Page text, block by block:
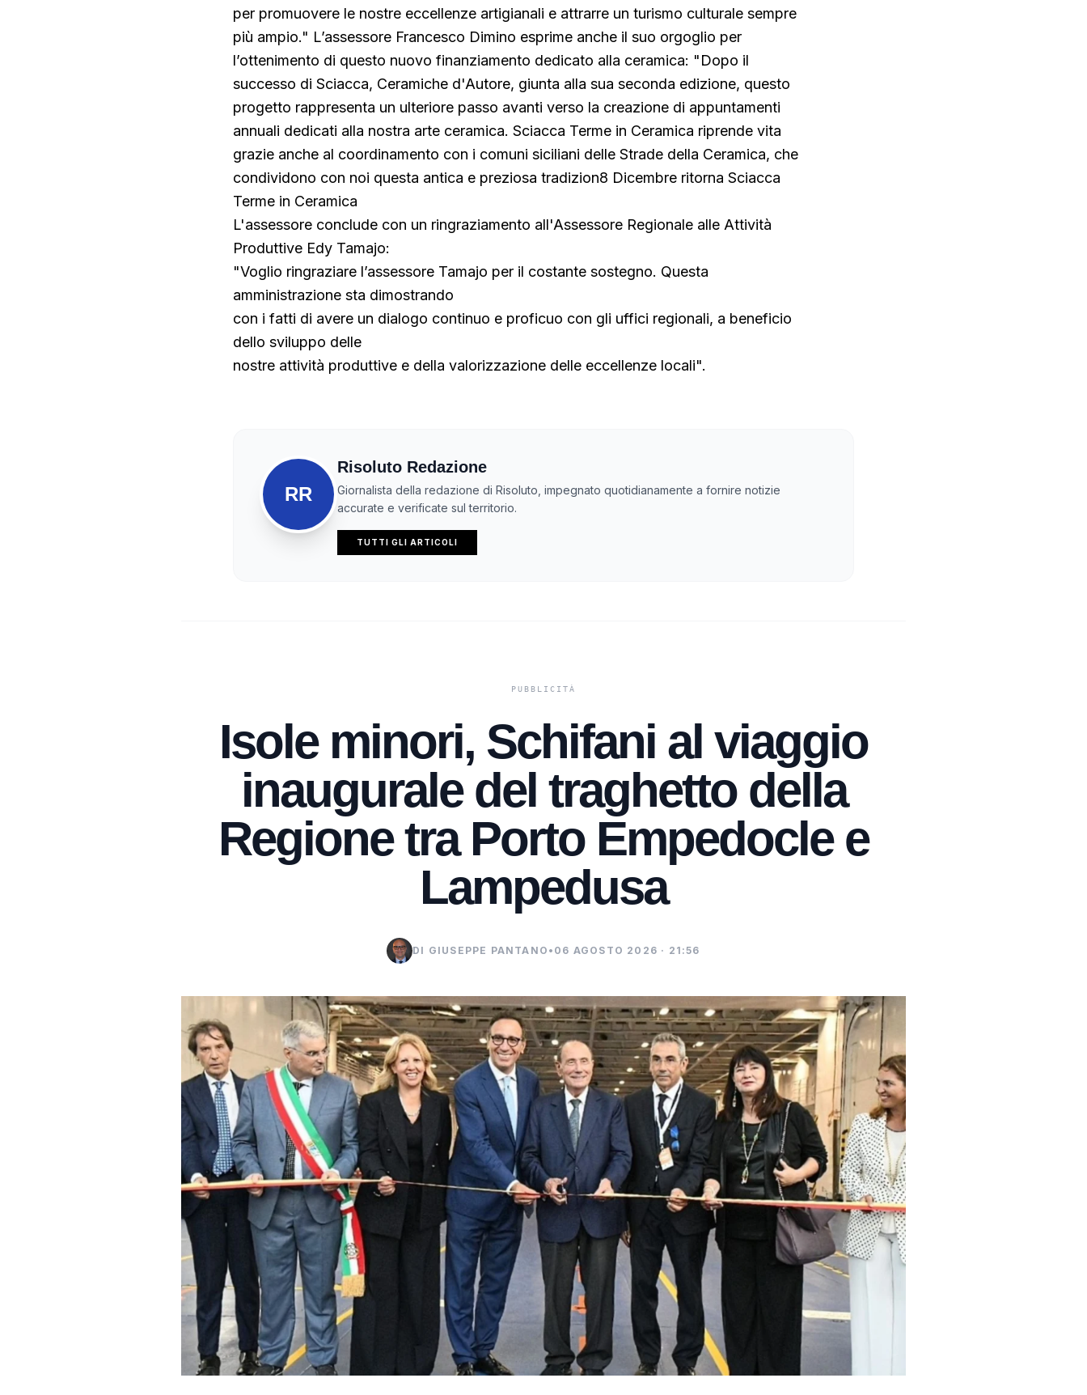
per promuovere le nostre eccellenze artigianali e attrarre un turismo culturale sempre
più ampio." L’assessore Francesco Dimino esprime anche il suo orgoglio per
l’ottenimento di questo nuovo finanziamento dedicato alla ceramica: "Dopo il
successo di Sciacca, Ceramiche d'Autore, giunta alla sua seconda edizione, questo
progetto rappresenta un ulteriore passo avanti verso la creazione di appuntamenti
annuali dedicati alla nostra arte ceramica. Sciacca Terme in Ceramica riprende vita
grazie anche al coordinamento con i comuni siciliani delle Strade della Ceramica, che
condividono con noi questa antica e preziosa tradizion8 Dicembre ritorna Sciacca
Terme in Ceramica
L'assessore conclude con un ringraziamento all'Assessore Regionale alle Attività
Produttive Edy Tamajo:
"Voglio ringraziare l’assessore Tamajo per il costante sostegno. Questa
amministrazione sta dimostrando
con i fatti di avere un dialogo continuo e proficuo con gli uffici regionali, a beneficio
dello sviluppo delle
nostre attività produttive e della valorizzazione delle eccellenze locali".
RR
Risoluto Redazione
Giornalista della redazione di Risoluto, impegnato quotidianamente a fornire notizie
accurate e verificate sul territorio.
TUTTI GLI ARTICOLI
Isole minori, Schifani al viaggio
inaugurale del traghetto della
Regione tra Porto Empedocle e
Lampedusa
DI GIUSEPPE PANTANO • 06 AGOSTO 2026 · 21:56